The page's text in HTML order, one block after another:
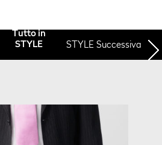
Tutto in
STYLE
STYLE Successiva